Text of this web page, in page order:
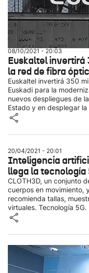
08/10/2021 - 20:03
Euskaltel
la red de fibra
Euskaltel invertirá 350
Euskadi para la
nuevos despliegues de
Estado y en desplegar
20/04/2021 - 20:01
Inteligencia
llega la tecnología
CLOTH3D, un conjunto
cuerpos en movimiento,
recomienda tallas,
virtuales. Tecnología 5G.